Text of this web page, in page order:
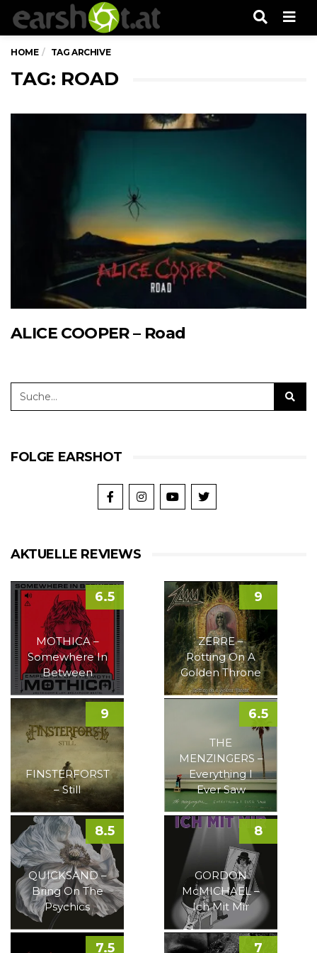
HOME TAG ARCHIVE
TAG: ROAD
ALICE COOPER – Road
FOLGE EARSHOT
AKTUELLE REVIEWS
MOTHICA –
Somewhere In
Between
6.5
ZERRE –
Rotting On A
Golden Throne
9
FINSTERFORST
– Still
9
THE
MENZINGERS –
Everything I
Ever Saw
6.5
QUICKSAND –
Bring On The
Psychics
8.5
GORDON
McMICHAEL –
Ich Mit Mir
8
7.5 7